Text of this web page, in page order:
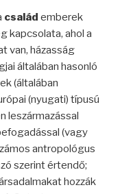
család emberek
kapcsolata, ahol a
van, házasság
általában hasonló
(általában
(nyugati) típusú
leszármazással
(vagy
antropológus
szerint értendő;
hozzák